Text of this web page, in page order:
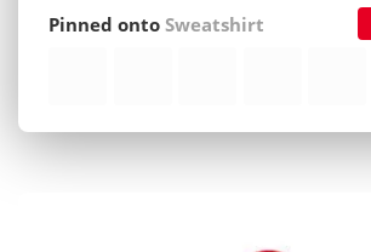
Pinned ontoSweatshirt